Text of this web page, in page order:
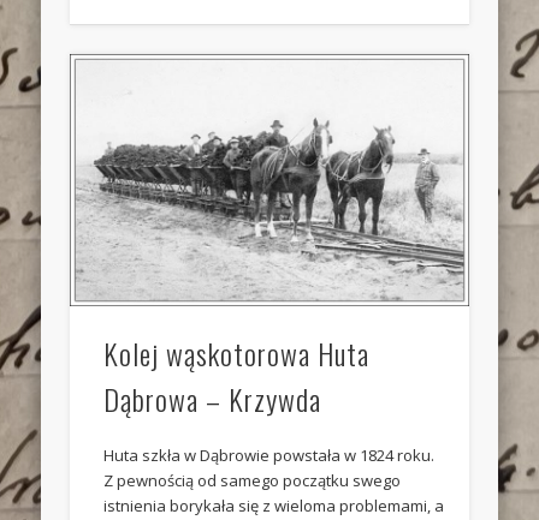
Kolej wąskotorowa Huta
Dąbrowa – Krzywda
Huta szkła w Dąbrowie powstała w 1824 roku.
Z pewnością od samego początku swego
istnienia borykała się z wieloma problemami, a